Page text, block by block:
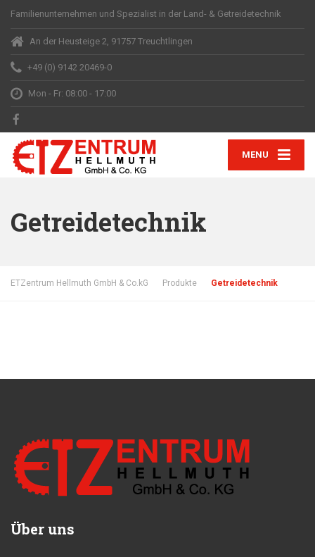
Familienunternehmen und Spezialist in der Land- & Getreidetechnik
An der Heusteige 2, 91757 Treuchtlingen
+49 (0) 9142 20469-0
Mon - Fr: 08:00 - 17:00
MENU
Getreidetechnik
ETZentrum Hellmuth GmbH & Co.kG Produkte Getreidetechnik
Über uns